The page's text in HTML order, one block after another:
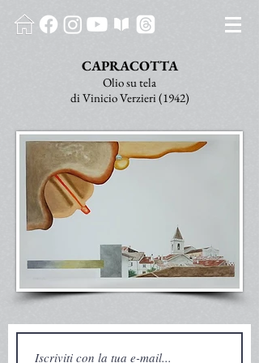
CAPRACOTTA
Olio su tela
di Vinicio Verzieri (1942)